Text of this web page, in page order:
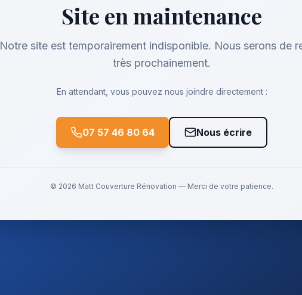
Site en maintenance
Notre site est temporairement indisponible. Nous serons de
très prochainement.
En attendant, vous pouvez nous joindre directement :
07 57 46 80 64 Nous écrire
© 2026 Matt Couverture Rénovation — Merci de votre patience.